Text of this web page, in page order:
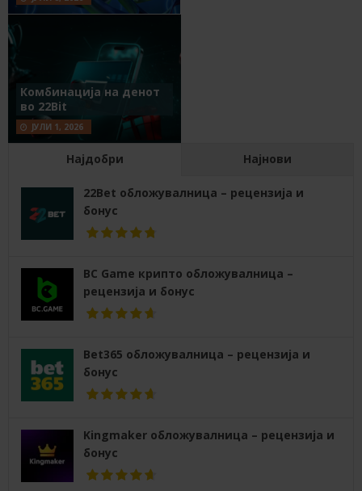
Комбинација на денот
во 22Bit
ЈУЛИ 1, 2026
Најдобри Најнови
22Bet обложувалница – рецензија и
бонус
BC Game крипто обложувалница –
рецензија и бонус
Bet365 обложувалница – рецензија и
бонус
Kingmaker обложувалница – рецензија и
бонус